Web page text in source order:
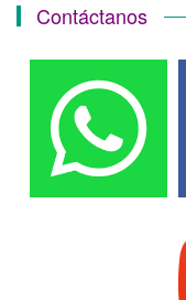
Contáctanos